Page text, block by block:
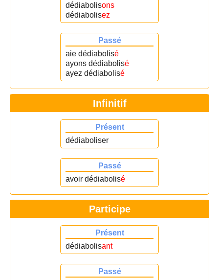
dédiabolisons
dédiabolisez
Passé
aie dédiabolisé
ayons dédiabolisé
ayez dédiabolisé
Infinitif
Présent
dédiaboliser
Passé
avoir dédiabolisé
Participe
Présent
dédiabolisant
Passé